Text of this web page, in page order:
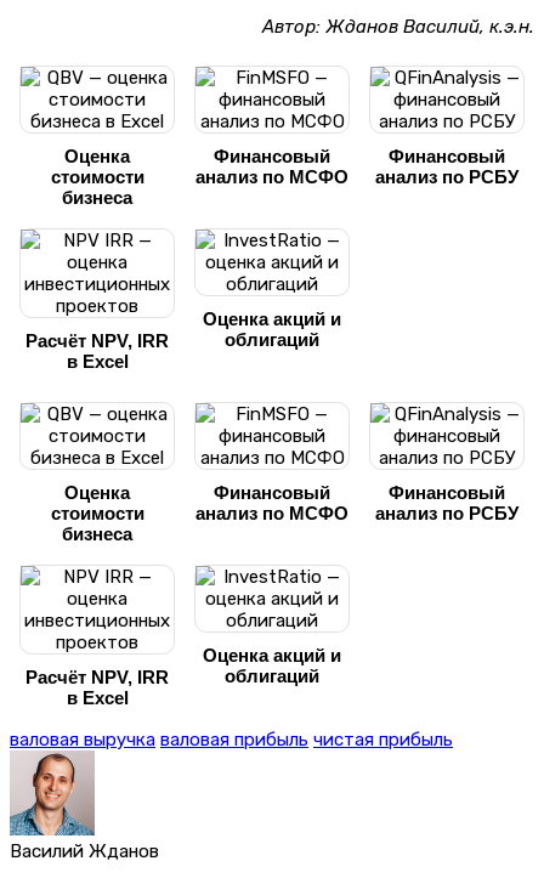
Автор: Жданов Василий, к.э.н.
Оценка
стоимости
бизнеса
Финансовый
анализ по МСФО
Финансовый
анализ по РСБУ
Расчёт NPV, IRR
в Excel
Оценка акций и
облигаций
Оценка
стоимости
бизнеса
Финансовый
анализ по МСФО
Финансовый
анализ по РСБУ
Расчёт NPV, IRR
в Excel
Оценка акций и
облигаций
валовая выручка валовая прибыль чистая прибыль
Василий Жданов